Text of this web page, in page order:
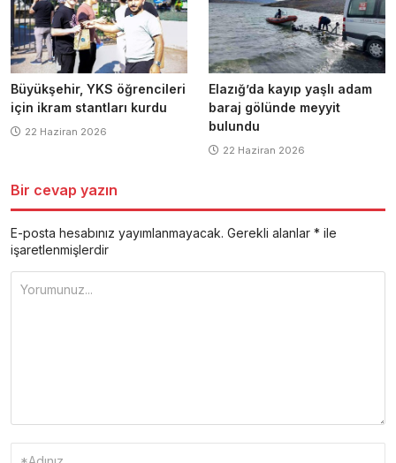
Büyükşehir, YKS öğrencileri
için ikram stantları kurdu
22 Haziran 2026
Elazığ’da kayıp yaşlı adam
baraj gölünde meyyit
bulundu
22 Haziran 2026
Bir cevap yazın
E-posta hesabınız yayımlanmayacak. Gerekli alanlar * ile
işaretlenmişlerdir